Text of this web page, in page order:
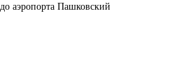
аэропорта Пашковский